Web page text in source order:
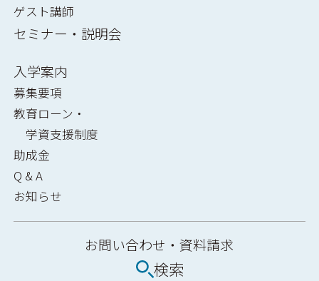
ゲスト講師
セミナー・説明会
入学案内
募集要項
教育ローン・
学資支援制度
助成金
Q & A
お知らせ
お問い合わせ・資料請求
検索